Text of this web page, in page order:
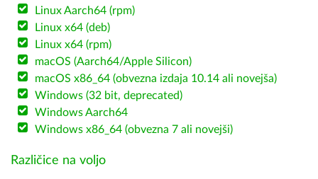
Linux Aarch64 (rpm)
Linux x64 (deb)
Linux x64 (rpm)
macOS (Aarch64/Apple Silicon)
macOS x86_64 (obvezna izdaja 10.14 ali novejša)
Windows (32 bit, deprecated)
Windows Aarch64
Windows x86_64 (obvezna 7 ali novejši)
Različice na voljo